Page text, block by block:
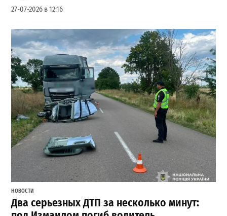
27-07-2026 в 12:16
НОВОСТИ
Два серьезных ДТП за несколько минут: